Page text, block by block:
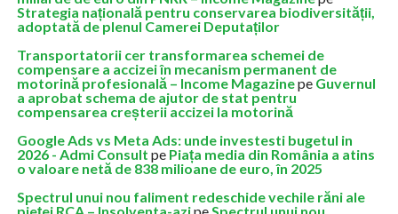
Strategia națională pentru conservarea biodiversității,
adoptată de plenul Camerei Deputaților
Transportatorii cer transformarea schemei de
compensare a accizei în mecanism permanent de
motorină profesională – Income Magazinepe Guvernul
a aprobat schema de ajutor de stat pentru
compensarea creșterii accizei la motorină
Google Ads vs Meta Ads: unde investesti bugetul in
2026 - Admi Consult pe Piața media din România a atins
o valoare netă de 838 milioane de euro, în 2025
Spectrul unui nou faliment redeschide vechile răni ale